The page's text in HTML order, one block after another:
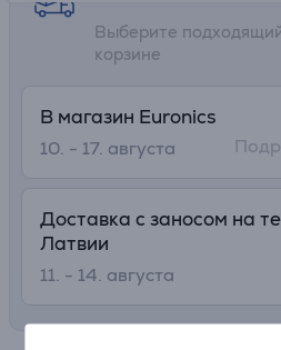
Выберите
корзине
В магазин Euronics
10. - 17. августа
Доставка с заносом на
Латвии
11. - 14. августа